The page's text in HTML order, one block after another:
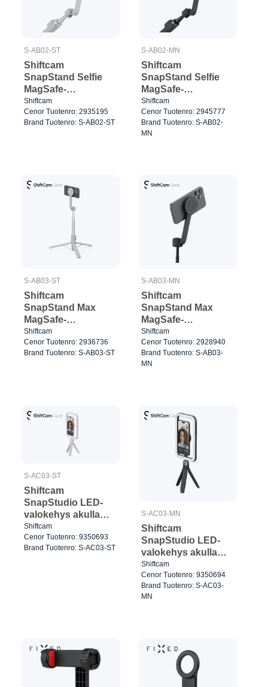
S-AB02-ST
Shiftcam
SnapStand Selfie
MagSafe-
yhteensopiva 78cm
kokoontaitettava
Greige
Shiftcam
Cenor Tuotenro: 2935195
Brand Tuotenro: S-AB02-ST
S-AB02-MN
Shiftcam
SnapStand Selfie
MagSafe-
yhteensopiva 78cm
kokoontaitettava
Musta
Shiftcam
Cenor Tuotenro: 2945777
Brand Tuotenro: S-AB02-
MN
S-AB03-ST
Shiftcam
SnapStand Max
MagSafe-
yhteensopiva
180cm
kokoontaitettava
Shiftcam
Cenor Tuotenro: 2936736
Brand Tuotenro: S-AB03-ST
S-AB03-MN
Shiftcam
SnapStand Max
MagSafe-
yhteensopiva
180cm
kokoontaitettava
Musta
Shiftcam
Cenor Tuotenro: 2928940
Brand Tuotenro: S-AB03-
MN
S-AC03-ST
Shiftcam
SnapStudio LED-
valokehys akulla
MagSafe-
yhteensopiva
Greige
Shiftcam
Cenor Tuotenro: 9350693
Brand Tuotenro: S-AC03-ST
S-AC03-MN
Shiftcam
SnapStudio LED-
valokehys akulla
MagSafe-
yhteensopiva Musta
Shiftcam
Cenor Tuotenro: 9350694
Brand Tuotenro: S-AC03-
MN